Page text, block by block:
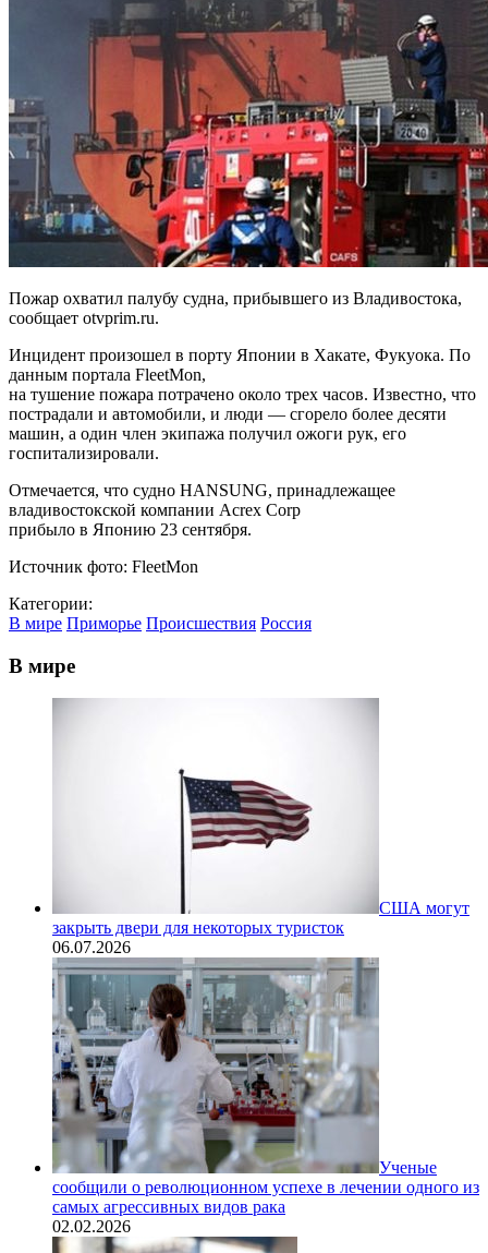
Пожар охватил палубу судна, прибывшего из Владивостока,
сообщает otvprim.ru.
Инцидент произошел в порту Японии в Хакате, Фукуока. По
данным портала FleetMon,
на тушение пожара потрачено около трех часов. Известно, что
пострадали и автомобили, и люди — сгорело более десяти
машин, а один член экипажа получил ожоги рук, его
госпитализировали.
Отмечается, что судно HANSUNG, принадлежащее
владивостокской компании Acrex Corp
прибыло в Японию 23 сентября.
Источник фото: FleetMon
Категории:
В мире Приморье Происшествия Россия
В мире
США могут
закрыть двери для некоторых туристок
06.07.2026
Ученые
сообщили о революционном успехе в лечении одного из
самых агрессивных видов рака
02.02.2026